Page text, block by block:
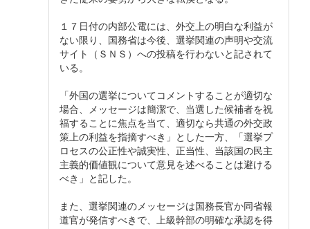
１７日付の内部公電には、外交上の明白な利益が
ない限り、国務省は今後、選挙関連の声明や交流
サイト（ＳＮＳ）への投稿を行わないと記されて
いる。
「外国の選挙についてコメントすることが適切な
場合、メッセージは簡潔で、当選した候補者を祝
福することに焦点を当て、適切なら共通の外交政
策上の利益を指摘すべき」とした一方、「選挙プ
ロセスの公正性や誠実性、正当性、当該国の民主
主義的価値観について意見を述べることは避ける
べき」と記した。
また、選挙関連のメッセージは国務長官か同省報
道官が発信すべきで、上級幹部の明確な承認を得